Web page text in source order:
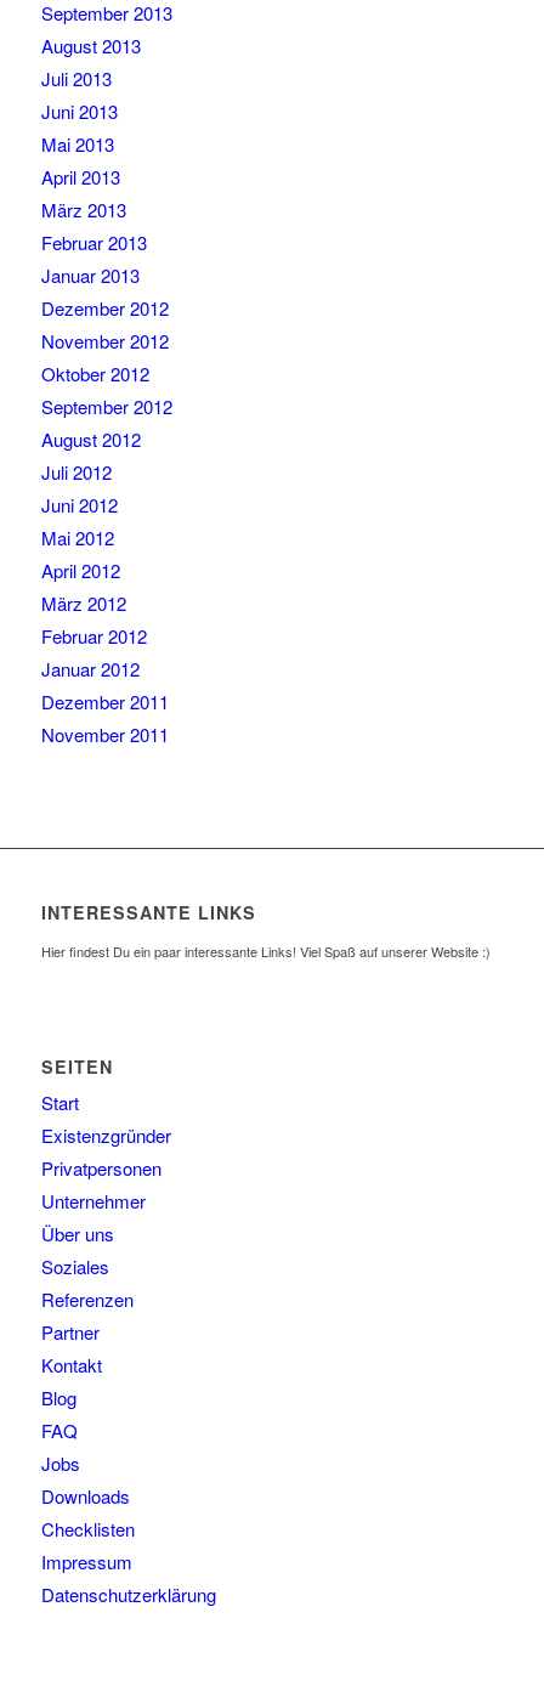
September 2013
August 2013
Juli 2013
Juni 2013
Mai 2013
April 2013
März 2013
Februar 2013
Januar 2013
Dezember 2012
November 2012
Oktober 2012
September 2012
August 2012
Juli 2012
Juni 2012
Mai 2012
April 2012
März 2012
Februar 2012
Januar 2012
Dezember 2011
November 2011
INTERESSANTE LINKS
Hier findest Du ein paar interessante Links! Viel Spaß auf unserer Website :)
SEITEN
Start
Existenzgründer
Privatpersonen
Unternehmer
Über uns
Soziales
Referenzen
Partner
Kontakt
Blog
FAQ
Jobs
Downloads
Checklisten
Impressum
Datenschutzerklärung